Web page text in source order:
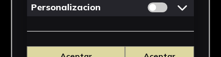
materiales formaban partes del Museo del
digitalizados para su consulta.
Personalizacion Permitir cookies